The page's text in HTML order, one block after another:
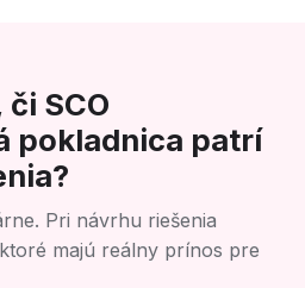
SCO
pokladnica patrí
Pri návrhu riešenia
majú reálny prínos pre